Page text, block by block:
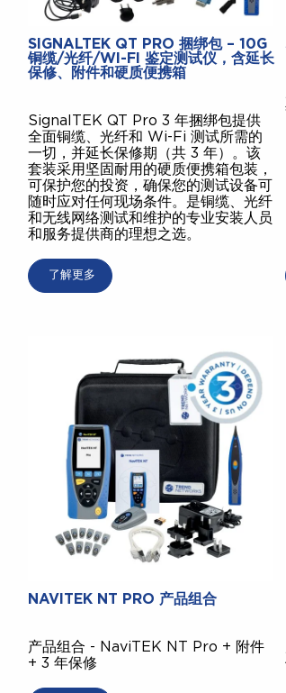
SIGNALTEK QT PRO 捆绑包 – 10G
铜缆/光纤/WI-FI 鉴定测试仪，含延长
保修、附件和硬质便携箱
SignalTEK QT Pro 3 年捆绑包提供
全面铜缆、光纤和 Wi-Fi 测试所需的
一切，并延长保修期（共 3 年）。该
套装采用坚固耐用的硬质便携箱包装，
可保护您的投资，确保您的测试设备可
随时应对任何现场条件。是铜缆、光纤
和无线网络测试和维护的专业安装人员
和服务提供商的理想之选。
了解更多
NAVITEK NT PRO 产品组合
产品组合 - NaviTEK NT Pro + 附件
+ 3 年保修